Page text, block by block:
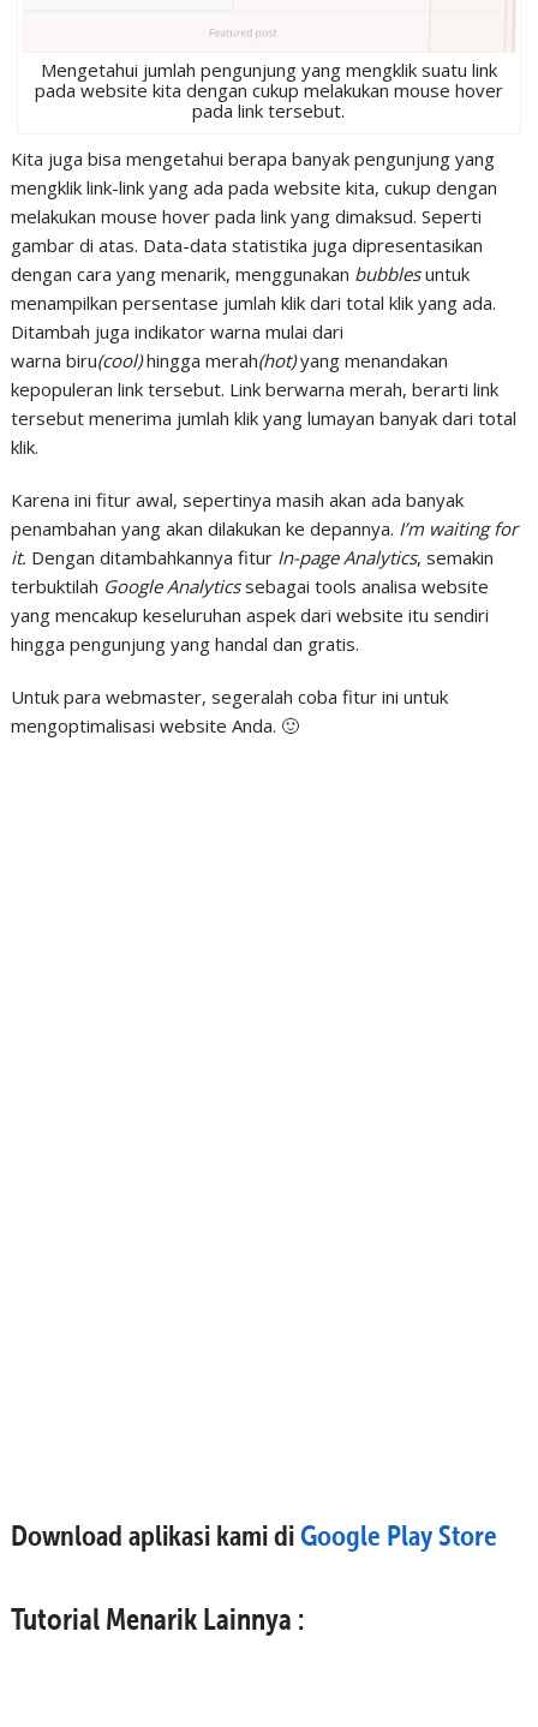
Mengetahui jumlah pengunjung yang mengklik suatu link
pada website kita dengan cukup melakukan mouse hover
pada link tersebut.
Kita juga bisa mengetahui berapa banyak pengunjung yang
mengklik link-link yang ada pada website kita, cukup dengan
melakukan mouse hover pada link yang dimaksud. Seperti
gambar di atas. Data-data statistika juga dipresentasikan
dengan cara yang menarik, menggunakan bubblesuntuk
menampilkan persentase jumlah klik dari total klik yang ada.
Ditambah juga indikator warna mulai dari
warna biru(cool)hingga merah(hot)yang menandakan
kepopuleran link tersebut. Link berwarna merah, berarti link
tersebut menerima jumlah klik yang lumayan banyak dari total
klik.
Karena ini fitur awal, sepertinya masih akan ada banyak
penambahan yang akan dilakukan ke depannya. I’m waiting for
it. Dengan ditambahkannya fitur In-page Analytics, semakin
terbuktilah Google Analyticssebagai tools analisa website
yang mencakup keseluruhan aspek dari website itu sendiri
hingga pengunjung yang handal dan gratis.
Untuk para webmaster, segeralah coba fitur ini untuk
mengoptimalisasi website Anda. 🙂
Download aplikasi kami diGoogle Play Store
Tutorial Menarik Lainnya :